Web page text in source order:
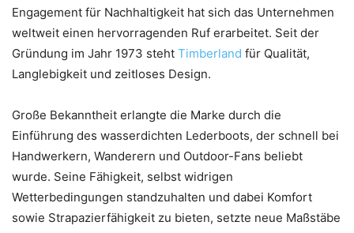
Engagement für Nachhaltigkeit hat sich das Unternehmen
weltweit einen hervorragenden Ruf erarbeitet. Seit der
Gründung im Jahr 1973 steht Timberland für Qualität,
Langlebigkeit und zeitloses Design.
Große Bekanntheit erlangte die Marke durch die
Einführung des wasserdichten Lederboots, der schnell bei
Handwerkern, Wanderern und Outdoor-Fans beliebt
wurde. Seine Fähigkeit, selbst widrigen
Wetterbedingungen standzuhalten und dabei Komfort
sowie Strapazierfähigkeit zu bieten, setzte neue Maßstäbe